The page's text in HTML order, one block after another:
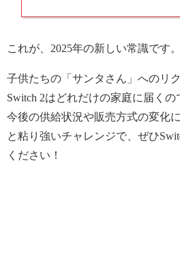
これが、2025年の新しい常識です。
子供たちの「サンタさん」へのリ
Switch 2はどれだけの家庭に届くの
今後の供給状況や販売方式の変化
と粘り強いチャレンジで、ぜひ
ください！